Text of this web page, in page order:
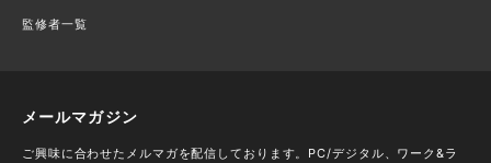
監修者一覧
メールマガジン
ご興味に合わせたメルマガを配信しております。PC/デジタル、ワーク&ラ